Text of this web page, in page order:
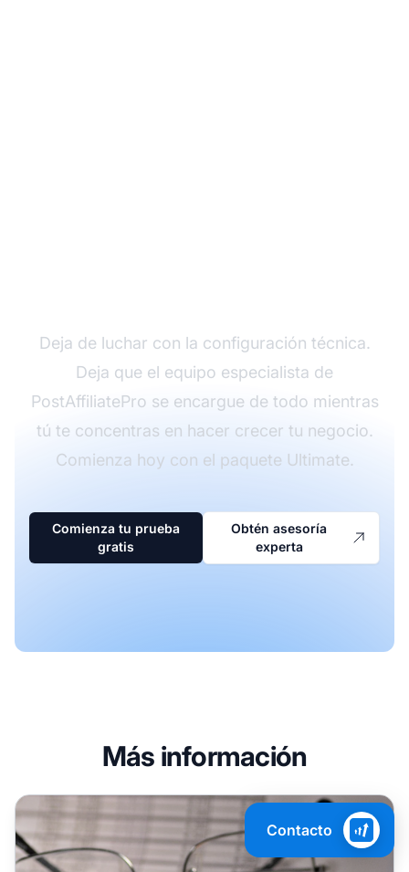
Deja de luchar con la configuración técnica.
Deja que el equipo especialista de
PostAffiliatePro se encargue de todo mientras
tú te concentras en hacer crecer tu negocio.
Comienza hoy con el paquete Ultimate.
Comienza tu prueba
gratis
Obtén asesoría
experta
Más información
¿Qué paquete de Post Affiliate Pro es el adecuado para
Contacto